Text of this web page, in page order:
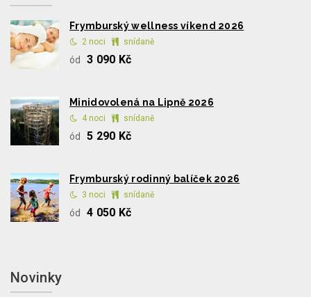
Frymburský wellness víkend 2026
2 noci snídaně
ód 3 090 Kč
Minidovolená na Lipně 2026
4 noci snídaně
ód 5 290 Kč
Frymburský rodinný balíček 2026
3 noci snídaně
ód 4 050 Kč
Novinky